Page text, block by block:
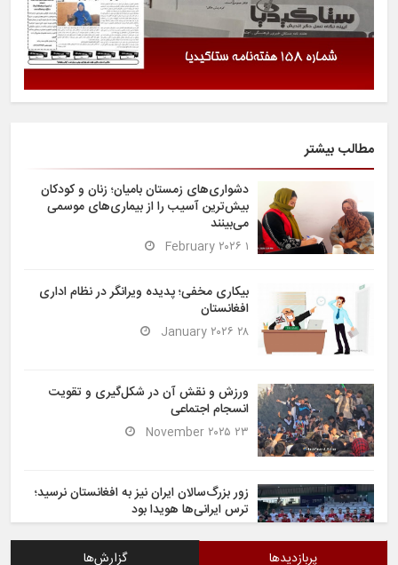
مطالب بیشتر
دشواری‌های زمستان بامیان؛ زنان و کودکان
بیش‌ترین آسیب را از بیماری‌های موسمی
می‌بینند
۱ February ۲۰۲۶
بیکاری مخفی؛ پدیده ویرانگر در نظام اداری
افغانستان
۲۸ January ۲۰۲۶
ورزش و نقش آن در شکل‌گیری و تقویت
انسجام اجتماعی
۲۳ November ۲۰۲۵
زور بزرگ‌سالان ایران نیز به افغانستان نرسید؛
ترس ایرانی‌ها هویدا بود
پربازدیدها گزارش‌ها